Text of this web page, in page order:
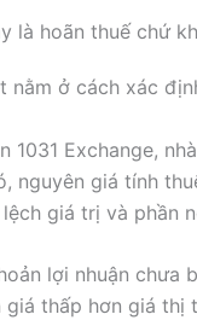
là hoãn thuế chứ
nằm ở cách xác
1031 Exchange,
nguyên giá tính
lệch giá trị và phần
lợi nhuận chưa
giá thấp hơn giá thị